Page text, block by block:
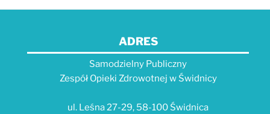
ADRES
Samodzielny Publiczny
Zespół Opieki Zdrowotnej w Świdnicy
ul. Leśna 27-29, 58-100 Świdnica